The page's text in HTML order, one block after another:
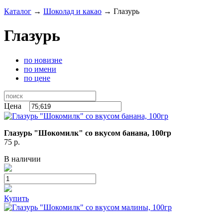
Каталог → Шоколад и какао → Глазурь
Глазурь
по новизне
по имени
по цене
Цена
Глазурь "Шокомилк" со вкусом банана, 100гр
75 р.
В наличии
Купить